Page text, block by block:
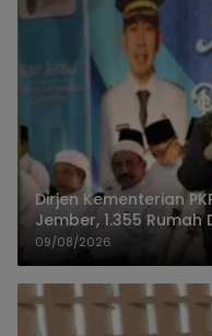
Dirjen Kementerian
Jember, 1.355
09/08/2026